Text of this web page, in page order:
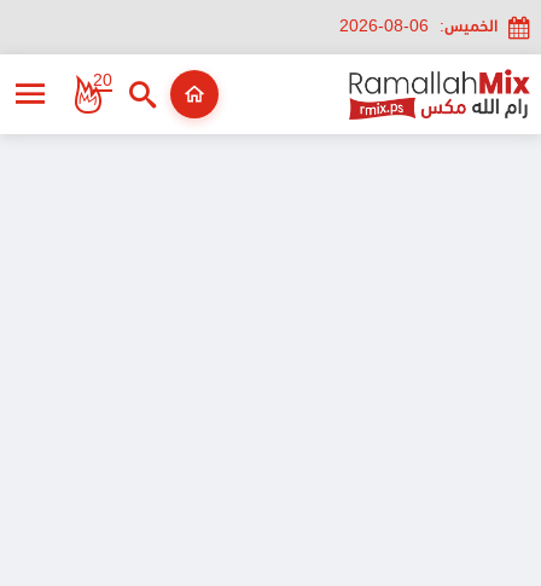
الخميس: 2026-08-06
20